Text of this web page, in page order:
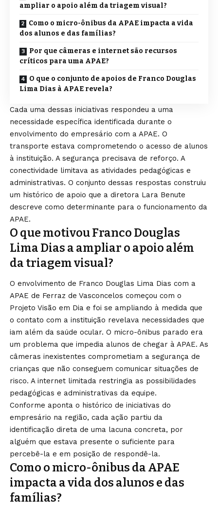
ampliar o apoio além da triagem visual?
Como o micro-ônibus da APAE impacta a vida
dos alunos e das famílias?
Por que câmeras e internet são recursos
críticos para uma APAE?
O que o conjunto de apoios de Franco Douglas
Lima Dias à APAE revela?
Cada uma dessas iniciativas respondeu a uma
necessidade específica identificada durante o
envolvimento do empresário com a APAE. O
transporte estava comprometendo o acesso de alunos
à instituição. A segurança precisava de reforço. A
conectividade limitava as atividades pedagógicas e
administrativas. O conjunto dessas respostas construiu
um histórico de apoio que a diretora Lara Benute
descreve como determinante para o funcionamento da
APAE.
O que motivou Franco Douglas
Lima Dias a ampliar o apoio além
da triagem visual?
O envolvimento de Franco Douglas Lima Dias com a
APAE de Ferraz de Vasconcelos começou com o
Projeto Visão em Dia e foi se ampliando à medida que
o contato com a instituição revelava necessidades que
iam além da saúde ocular. O micro-ônibus parado era
um problema que impedia alunos de chegar à APAE. As
câmeras inexistentes comprometiam a segurança de
crianças que não conseguem comunicar situações de
risco. A internet limitada restringia as possibilidades
pedagógicas e administrativas da equipe.
Conforme aponta o histórico de iniciativas do
empresário na região, cada ação partiu da
identificação direta de uma lacuna concreta, por
alguém que estava presente o suficiente para
percebê-la e em posição de respondê-la.
Como o micro-ônibus da APAE
impacta a vida dos alunos e das
famílias?